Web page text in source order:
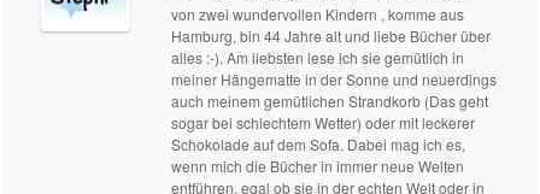
von zwei wundervollen Kindern , komme aus
Hamburg, bin 44 Jahre alt und liebe Bücher über
alles :-). Am liebsten lese ich sie gemütlich in
meiner Hängematte in der Sonne und neuerdings
auch meinem gemütlichen Strandkorb (Das geht
sogar bei schlechtem Wetter) oder mit leckerer
Schokolade auf dem Sofa. Dabei mag ich es,
wenn mich die Bücher in immer neue Welten
entführen, egal ob sie in der echten Welt oder in